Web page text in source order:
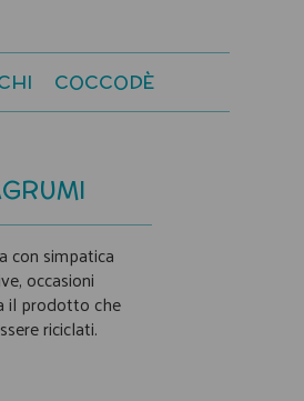
COCCODÈ
con simpatica
occasioni
il prodotto che
riciclati.